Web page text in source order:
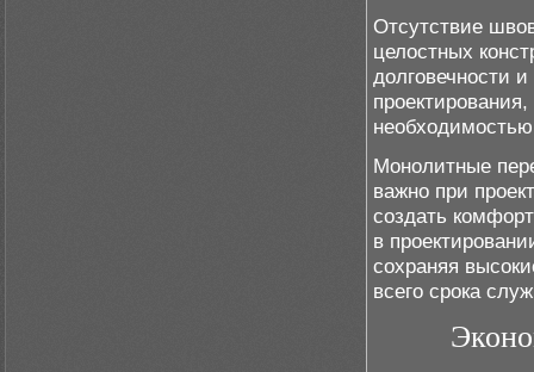
Отсутствие
целостных
долговечности
Монолитные
важно при
создать
в
сохраняя
всего срока